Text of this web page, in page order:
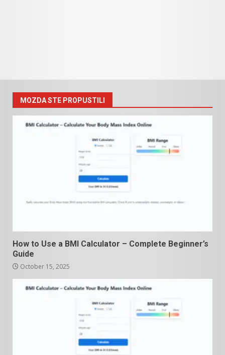
MOZDA STE PROPUSTILI
How to Use a BMI Calculator – Complete Beginner’s
Guide
October 15, 2025